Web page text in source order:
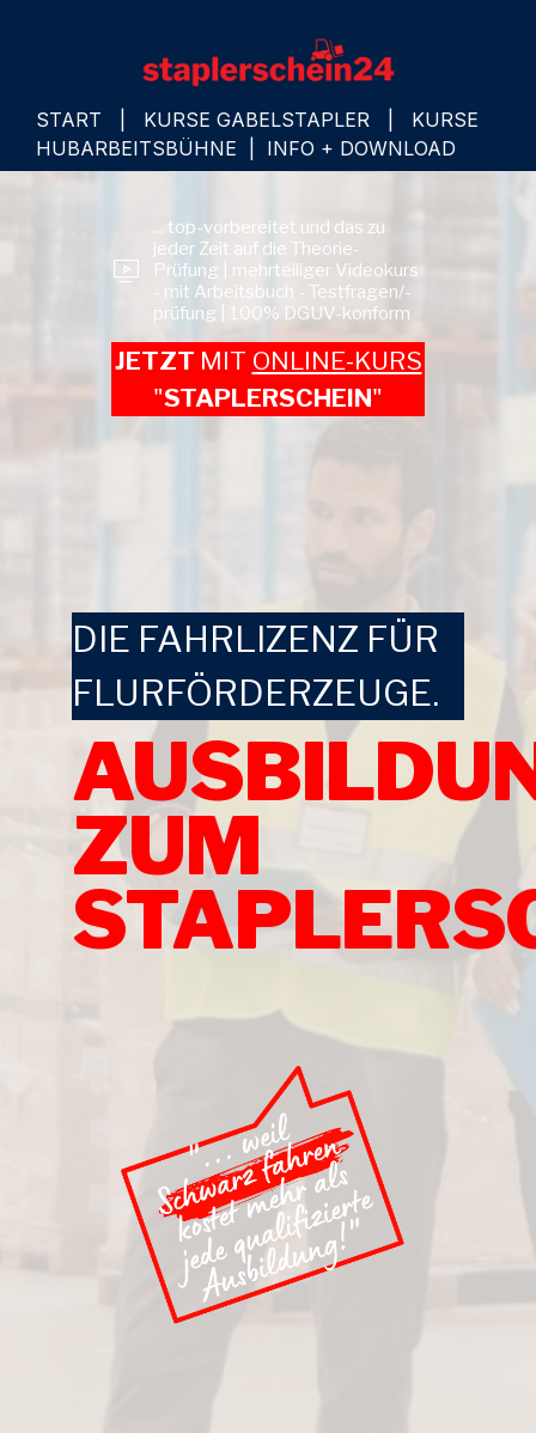
START KURSE GABELSTAPLER
KURSE
HUBARBEITSBÜHNE
INFO + DOWNLOAD
... top-vorbereitet und das zu
jeder Zeit auf die Theorie-
Prüfung | mehrteiliger Videokurs
- mit Arbeitsbuch - Testfragen/-
prüfung | 100% DGUV-konform
JETZT MIT ONLINE-KURS
"STAPLERSCHEIN"
DIE FAHRLIZENZ FÜR
FLURFÖRDERZEUGE.
ZUM